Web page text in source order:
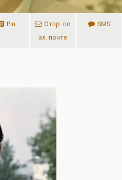
Pin
Отпр. по
эл. почте
SMS